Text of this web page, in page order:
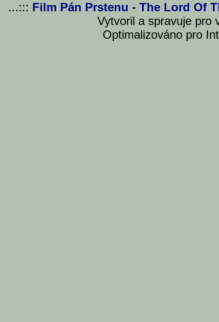
...::: Film Pán Prstenu - The Lord Of
Vytvoril a spravuje pro
Optimalizováno pro